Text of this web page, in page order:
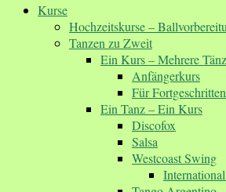
Kurse
Hochzeitskurse –
Tanzen zu Zweit
Ein Kurs – Mehrere
Anfängerkurs
Für
Ein Tanz – Ein Kurs
Discofox
Salsa
Westcoast Swing